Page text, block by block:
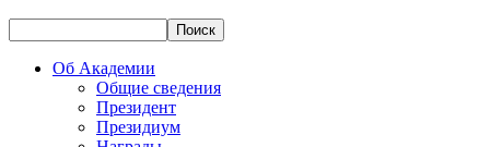
Об Академии
Общие сведения
Президент
Президиум